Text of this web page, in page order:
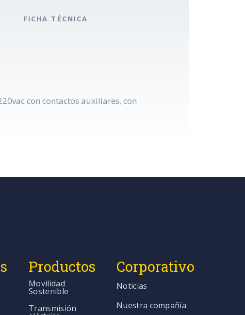
FICHA TÉCNICA
con contactos auxiliares, con
Productos
Movilidad
Sostenible
Transmisión
Corporativo
Noticias
Nuestra compañía